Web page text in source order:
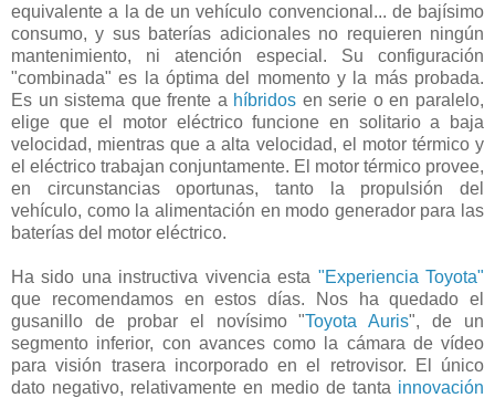
equivalente a la de un vehículo convencional... de bajísimo
consumo, y sus baterías adicionales no requieren ningún
mantenimiento, ni atención especial. Su configuración
"combinada" es la óptima del momento y la más probada.
Es un sistema que frente a híbridos en serie o en paralelo,
elige que el motor eléctrico funcione en solitario a baja
velocidad, mientras que a alta velocidad, el motor térmico y
el eléctrico trabajan conjuntamente. El motor térmico provee,
en circunstancias oportunas, tanto la propulsión del
vehículo, como la alimentación en modo generador para las
baterías del motor eléctrico.
Ha sido una instructiva vivencia esta "Experiencia Toyota"
que recomendamos en estos días. Nos ha quedado el
gusanillo de probar el novísimo "Toyota Auris", de un
segmento inferior, con avances como la cámara de vídeo
para visión trasera incorporado en el retrovisor. El único
dato negativo, relativamente en medio de tanta innovación